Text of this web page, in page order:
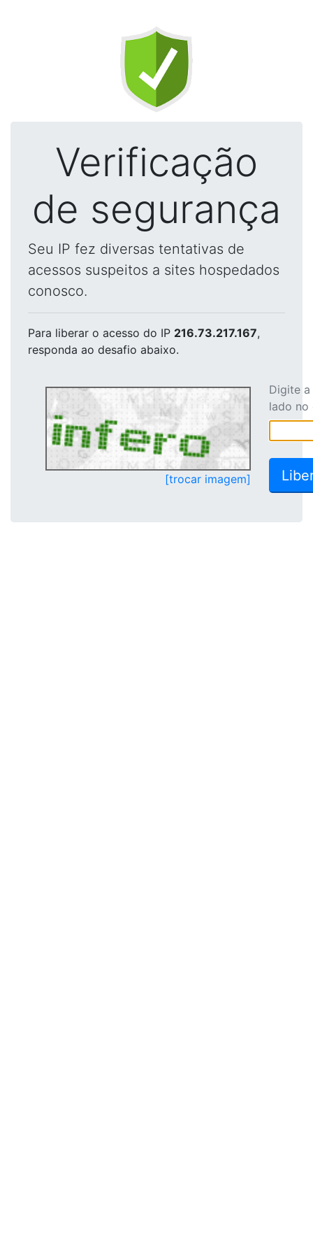
Verificação
de segurança
Seu IP fez diversas tentativas de
acessos suspeitos a sites hospedados
conosco.
Para liberar o acesso do IP 216.73.217.167,
responda ao desafio abaixo.
[trocar imagem]
Digite
lado no